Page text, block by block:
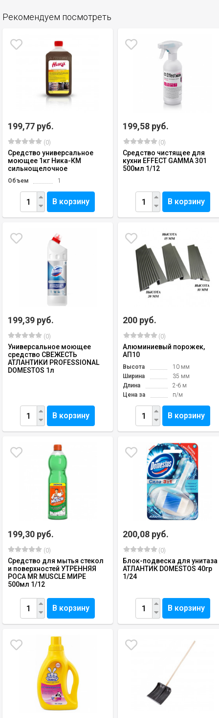
Рекомендуем посмотреть
199,77 руб.
(0)
Средство универсальное
моющее 1кг Ника-КМ
сильнощелочное
Объем 1
В корзину
199,58 руб.
(0)
Средство чистящее для
кухни EFFECT GAMMA 301
500мл 1/12
В корзину
199,39 руб.
(0)
Универсальное моющее
средство СВЕЖЕСТЬ
АТЛАНТИКИ PROFESSIONAL
DOMESTOS 1л
В корзину
200 руб.
(0)
Алюминиевый порожек,
АП10
Высота
10 мм
Ширина
35 мм
Длина
2-6 м
Цена за
п/м
В корзину
199,30 руб.
(0)
Средство для мытья стекол
и поверхностей УТРЕННЯЯ
РОСА MR MUSCLE МИРЕ
500мл 1/12
В корзину
200,08 руб.
(0)
Блок-подвеска для унитаза
АТЛАНТИК DOMESTOS 40гр
1/24
В корзину